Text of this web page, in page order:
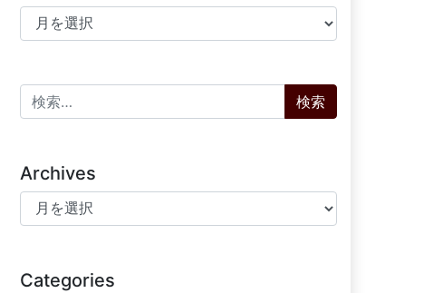
アーカイブ
検索:
Archives
Archives
Categories